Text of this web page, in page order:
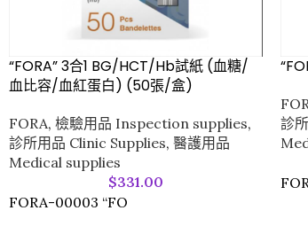
“FORA” 3合1 BG/HCT/Hb試紙 (血糖/
血比容/血紅蛋白) (50張/盒)
FORA, 檢驗用品 Inspection supplies,
診所用品 Clinic Supplies, 醫護用品
Medical supplies
$331.00
FORA-00003 “FO
診